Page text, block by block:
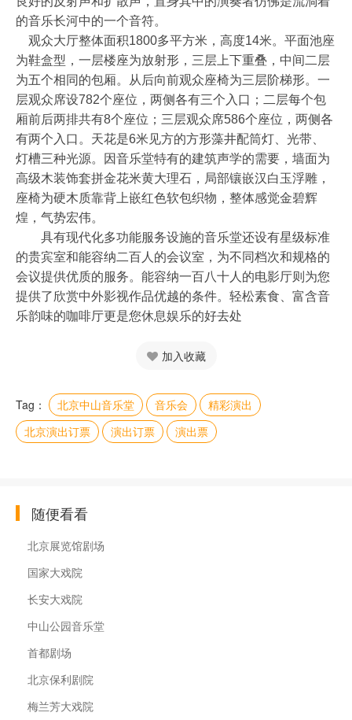
的音乐长河中的一个音符。
观众大厅整体面积1800多平方米，高度14米。平面池座
为鞋盒型，一层楼座为放射形，三层上下重叠，中间二层
为五个相同的包厢。从后向前观众座椅为三层阶梯形。一
层观众席设782个座位，两侧各有三个入口；二层每个包
厢前后两排共有8个座位；三层观众席586个座位，两侧各
有两个入口。天花是6米见方的方形藻井配筒灯、光带、
灯槽三种光源。因音乐堂特有的建筑声学的需要，墙面为
高级木装饰套拼金花米黄大理石，局部镶嵌汉白玉浮雕，
座椅为硬木质靠背上嵌红色软包织物，整体感觉金碧辉
煌，气势宏伟。
具有现代化多功能服务设施的音乐堂还设有星级标准
的贵宾室和能容纳二百人的会议室，为不同档次和规格的
会议提供优质的服务。能容纳一百八十人的电影厅则为您
提供了欣赏中外影视作品优越的条件。轻松素食、富含音
乐韵味的咖啡厅更是您休息娱乐的好去处
加入收藏
Tag： 北京中山音乐堂 音乐会
精彩演出
北京演出订票
演出订票 演出票
随便看看
北京展览馆剧场
国家大戏院
长安大戏院
中山公园音乐堂
首都剧场
北京保利剧院
梅兰芳大戏院